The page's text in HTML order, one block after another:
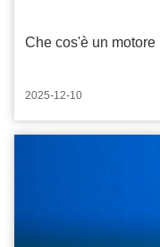
Che cos'è un
2025-12-10